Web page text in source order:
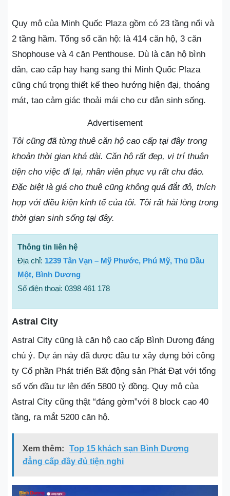
Quy mô của Minh Quốc Plaza gồm có 23 tầng nổi và
2 tầng hầm. Tổng số căn hộ: là 414 căn hộ, 3 căn
Shophouse và 4 căn Penthouse. Dù là căn hộ bình
dân, cao cấp hay hạng sang thì Minh Quốc Plaza
cũng chú trọng thiết kế theo hướng hiện đại, thoáng
mát, tạo cảm giác thoải mái cho cư dân sinh sống.
Advertisement
Tôi cũng đã từng thuê căn hộ cao cấp tại đây trong
khoản thời gian khá dài. Căn hộ rất đẹp, vị trí thuận
tiện cho việc đi lại, nhân viên phục vụ rất chu đáo.
Đặc biệt là giá cho thuê cũng không quá đắt đỏ, thích
hợp với điều kiện kinh tế của tôi. Tôi rất hài lòng trong
thời gian sinh sống tại đây.
Thông tin liên hệ
Địa chỉ: 1239 Tân Vạn – Mỹ Phước, Phú Mỹ, Thủ Dầu
Một, Bình Dương
Số điện thoại: 0398 461 178
Astral City
Astral City cũng là căn hộ cao cấp Bình Dương đáng
chú ý. Dự án này đã được đầu tư xây dựng bởi công
ty Cổ phần Phát triển Bất động sản Phát Đạt với tổng
số vốn đầu tư lên đến 5800 tỷ đồng. Quy mô của
Astral City cũng thật “đáng gờm”với 8 block cao 40
tầng, ra mắt 5200 căn hộ.
Xem thêm:
Top 15 khách sạn Bình Dương
đẳng cấp đầy đủ tiện nghi